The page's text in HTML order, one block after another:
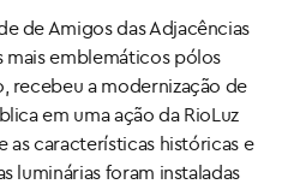
de Amigos das Adjacências
mais emblemáticos pólos
recebeu a modernização de
em uma ação da RioLuz
características históricas e
luminárias foram instaladas